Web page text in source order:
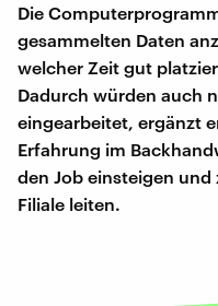
Die
gesammelten Daten
welcher Zeit gut
Dadurch würden auch
eingearbeitet, ergänzt
Erfahrung im
den Job einsteigen und
Filiale leiten.